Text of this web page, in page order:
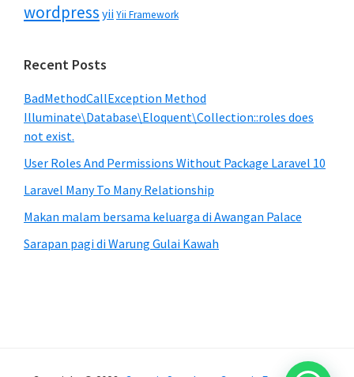
wordpress yii Yii Framework
Recent Posts
BadMethodCallException Method
Illuminate\Database\Eloquent\Collection::roles does
not exist.
User Roles And Permissions Without Package Laravel 10
Laravel Many To Many Relationship
Makan malam bersama keluarga di Awangan Palace
Sarapan pagi di Warung Gulai Kawah